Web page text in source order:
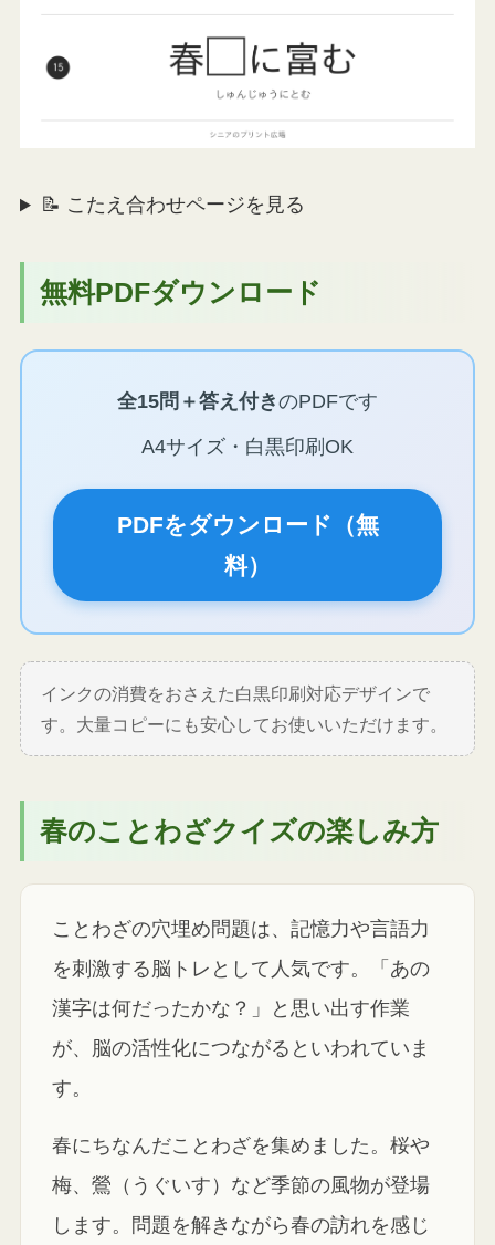
📝 こたえ合わせページを見る
無料PDFダウンロード
全15問＋答え付きのPDFです
A4サイズ・白黒印刷OK
PDFをダウンロード（無
料）
インクの消費をおさえた白黒印刷対応デザインで
す。大量コピーにも安心してお使いいただけます。
春のことわざクイズの楽しみ方
ことわざの穴埋め問題は、記憶力や言語力
を刺激する脳トレとして人気です。「あの
漢字は何だったかな？」と思い出す作業
が、脳の活性化につながるといわれていま
す。
春にちなんだことわざを集めました。桜や
梅、鶯（うぐいす）など季節の風物が登場
します。問題を解きながら春の訪れを感じ